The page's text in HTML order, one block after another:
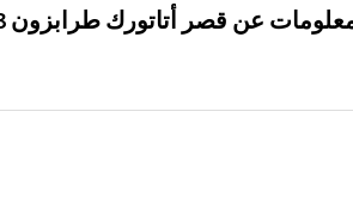
عن قصر أتاتورك طرابزون 2023